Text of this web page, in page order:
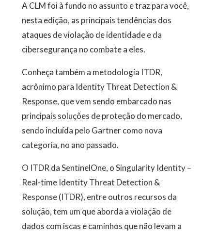
A CLM foi à fundo no assunto e traz para você,
nesta edição, as principais tendências dos
ataques de violação de identidade e da
cibersegurança no combate a eles.
Conheça também a metodologia ITDR,
acrônimo para Identity Threat Detection &
Response, que vem sendo embarcado nas
principais soluções de proteção do mercado,
sendo incluída pelo Gartner como nova
categoria, no ano passado.
O ITDR da SentinelOne, o Singularity Identity –
Real-time Identity Threat Detection &
Response (ITDR), entre outros recursos da
solução, tem um que aborda a violação de
dados com iscas e caminhos que não levam a